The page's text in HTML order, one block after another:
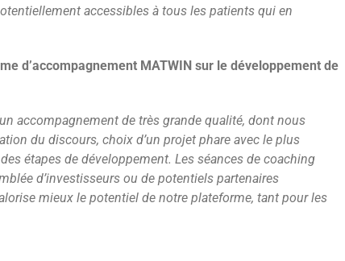
accessibles à tous les patients qui en
d’accompagnement MATWIN sur le développement de
accompagnement de très grande qualité, dont nous
du discours, choix d’un projet phare avec le plus
étapes de développement. Les séances de coaching
d’investisseurs ou de potentiels partenaires
mieux le potentiel de notre plateforme, tant pour les